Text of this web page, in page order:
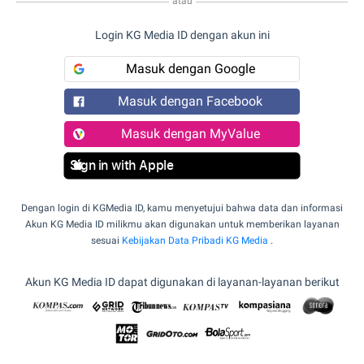
Login KG Media ID dengan akun ini
Masuk dengan Google
Masuk dengan Facebook
Masuk dengan MyValue
Sign in with Apple
Dengan login di KGMedia ID, kamu menyetujui bahwa data dan informasi
Akun KG Media ID milikmu akan digunakan untuk memberikan layanan
sesuai Kebijakan Data Pribadi KG Media .
Akun KG Media ID dapat digunakan di layanan-layanan berikut